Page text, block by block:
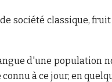
société classique,
d'une population
à ce jour, en